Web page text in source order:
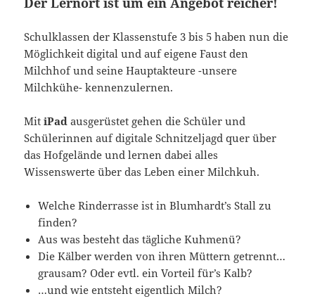
Schulklassen der Klassenstufe 3 bis 5 haben nun die
Möglichkeit digital und auf eigene Faust den
Milchhof und seine Hauptakteure -unsere
Milchkühe- kennenzulernen.
MitiPad ausgerüstet gehen die Schüler und
Schülerinnen auf digitale Schnitzeljagd quer über
das Hofgelände und lernen dabei alles
Wissenswerte über das Leben einer Milchkuh.
Welche Rinderrasse ist in Blumhardt’s Stall zu
finden?
Aus was besteht das tägliche Kuhmenü?
Die Kälber werden von ihren Müttern getrennt…
grausam? Oder evtl. ein Vorteil für’s Kalb?
…und wie entsteht eigentlich Milch?